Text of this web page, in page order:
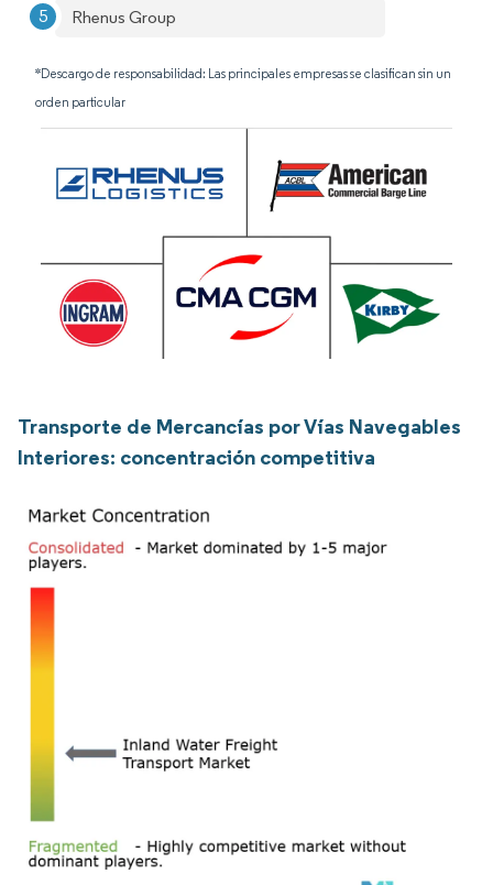
Rhenus Group
*Descargo de responsabilidad: Las principales empresas se clasifican sin un
orden particular
Transporte de Mercancías por Vías Navegables
Interiores: concentración competitiva